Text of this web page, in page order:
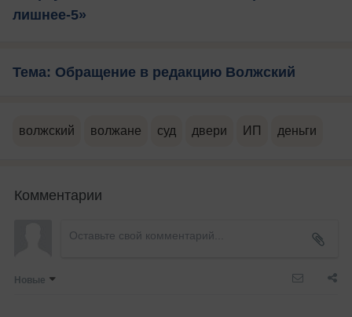
лишнее-5»
Тема: Обращение в редакцию Волжский
волжский волжане суд двери ИП деньги
Комментарии
Новые